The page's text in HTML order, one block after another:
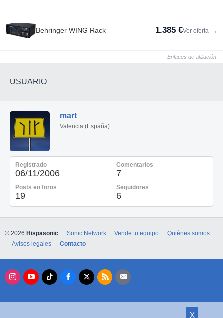
Behringer WING Rack 1.385 €Ver oferta →
Enlaces de afiliación
USUARIO
mart
Valencia (España)
Registrado
06/11/2006
Comentarios
7
Posts en foros
19
Seguidores
6
X
© 2026 Hispasonic Sonic Network Vende tu equipo
Quiénes somos
Avisos legales
Contacto